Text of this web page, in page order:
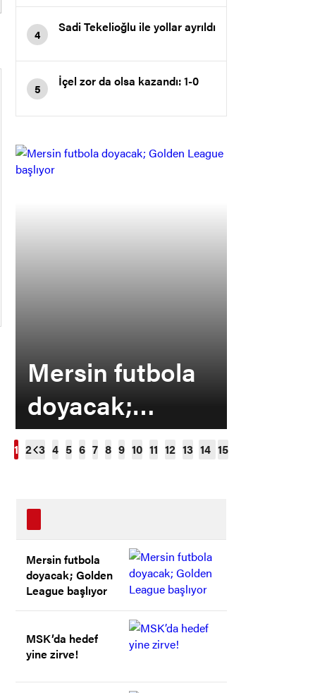
4 Sadi Tekelioğlu ile yollar ayrıldı
5 İçel zor da olsa kazandı: 1-0
Mersin futbola
doyacak;
Golden League
Mersin futbola
doyacak; Golden
League başlıyor
MSK’da hedef
yine zirve!